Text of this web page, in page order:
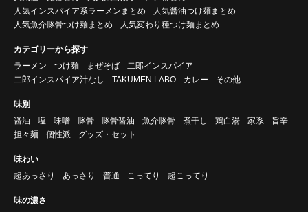
人気インスパイア系ラーメンまとめ
人気醤油つけ麺まとめ
人気魚介豚骨つけ麺まとめ
人気変わり種つけ麺まとめ
カテゴリーから探す
ラーメン
つけ麺 まぜそば
二郎インスパイア
二郎インスパイア汁なし
TAKUMEN LABO カレー その他
味別
醤油
塩 味噌 豚骨 豚骨醤油 魚介豚骨 煮干し 鶏白湯 家系
旨辛
担々麺
個性派 グッズ・セット
味わい
超あっさり
あっさり 普通 こってり 超こってり
味の濃さ